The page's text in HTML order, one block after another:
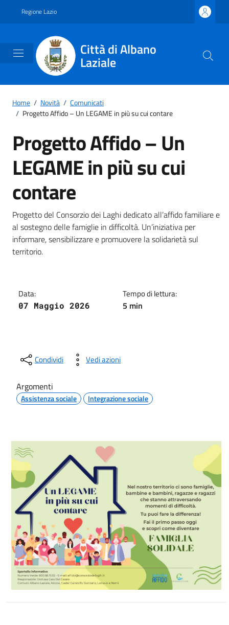
Regione Lazio
Città di Albano
Laziale
Home / Novità / Comunicati
/ Progetto Affido – Un LEGAME in più su cui contare
Progetto Affido – Un
LEGAME in più su cui
contare
Dettagli della notizia
Progetto del Consorzio dei Laghi dedicato all’affido familiare e
al sostegno delle famiglie in difficoltà. Un’iniziativa per
informare, sensibilizzare e promuovere la solidarietà sul
territorio.
Data:
07 Maggio 2026
Tempo di lettura:
5 min
Condividi Vedi azioni
Argomenti
Assistenza sociale Integrazione sociale